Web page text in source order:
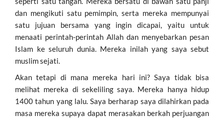
dan mengikuti satu pemimpin, serta mereka mempunyai
satu jujuan bersama yang ingin dicapai, yaitu untuk
menaati perintah-perintah Allah dan menyebarkan pesan
Islam ke seluruh dunia. Mereka inilah yang saya sebut
muslim sejati.
Akan tetapi di mana mereka hari ini? Saya tidak bisa
melihat mereka di sekeliling saya. Mereka hanya hidup
1400 tahun yang lalu. Saya berharap saya dilahirkan pada
masa mereka supaya dapat merasakan berkah perjuangan